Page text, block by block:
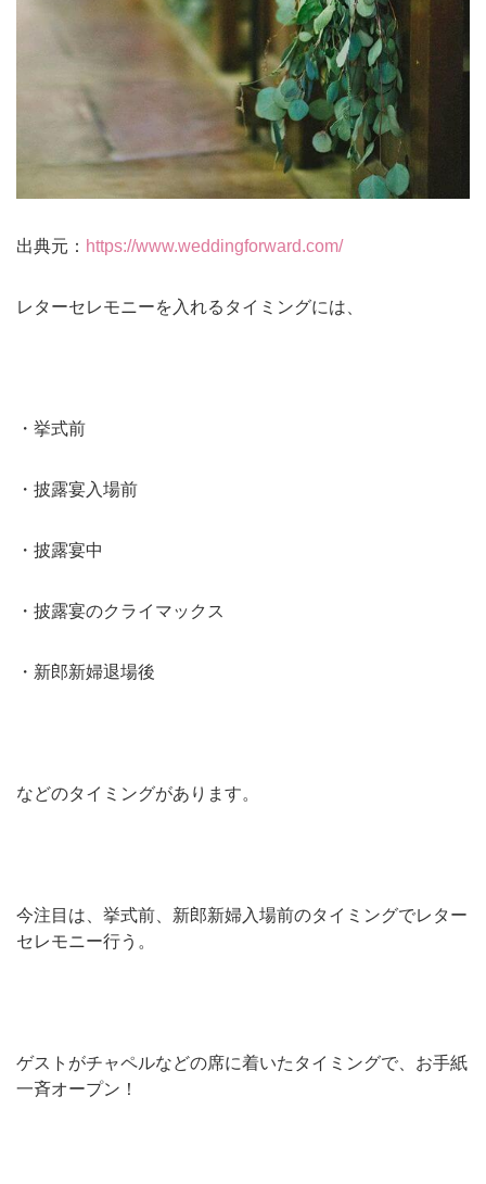
出典元： https://www.weddingforward.com/
レターセレモニーを入れるタイミングには、
・挙式前
・披露宴入場前
・披露宴中
・披露宴のクライマックス
・新郎新婦退場後
などのタイミングがあります。
今注目は、挙式前、新郎新婦入場前のタイミングでレター
セレモニー行う。
ゲストがチャペルなどの席に着いたタイミングで、お手紙
一斉オープン！